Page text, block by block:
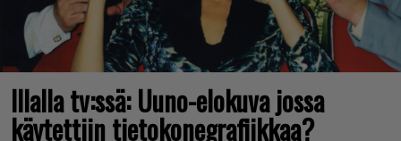
Illalla tv:ssä: Uuno-elokuva jossa
käytettiin tietokonegrafiikkaa?